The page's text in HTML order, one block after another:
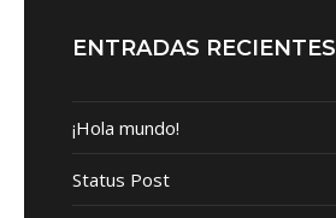
ENTRADAS RECIENTES
¡Hola mundo!
Status Post